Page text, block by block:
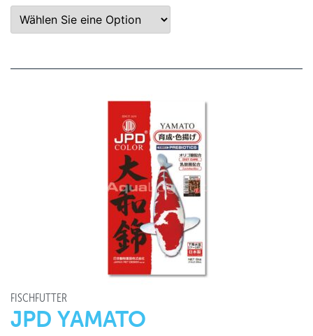
FISCHFUTTER
JPD YAMATO